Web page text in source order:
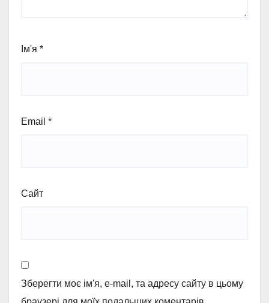
Ім'я *
Email *
Сайт
Зберегти моє ім'я, e-mail, та адресу сайту в цьому